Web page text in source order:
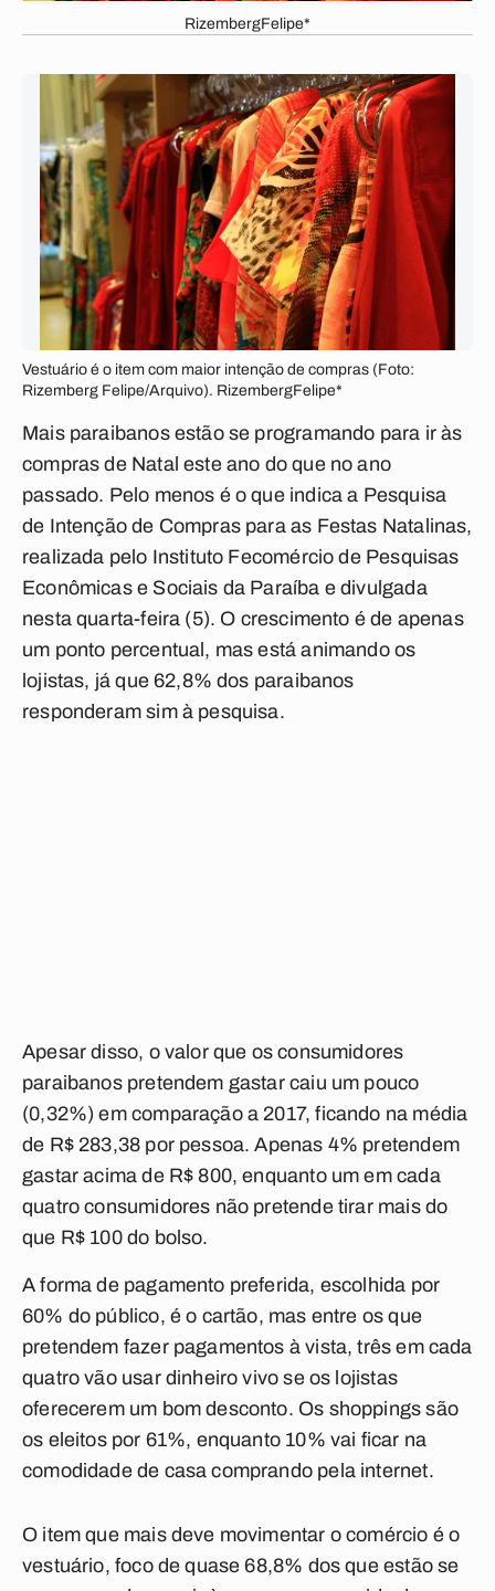
RizembergFelipe*
Vestuário é o item com maior intenção de compras (Foto:
Rizemberg Felipe/Arquivo). RizembergFelipe*
Mais paraibanos estão se programando para ir às
compras de Natal este ano do que no ano
passado. Pelo menos é o que indica a Pesquisa
de Intenção de Compras para as Festas Natalinas,
realizada pelo Instituto Fecomércio de Pesquisas
Econômicas e Sociais da Paraíba e divulgada
nesta quarta-feira (5). O crescimento é de apenas
um ponto percentual, mas está animando os
lojistas, já que 62,8% dos paraibanos
responderam sim à pesquisa.
Apesar disso, o valor que os consumidores
paraibanos pretendem gastar caiu um pouco
(0,32%) em comparação a 2017, ficando na média
de R$ 283,38 por pessoa. Apenas 4% pretendem
gastar acima de R$ 800, enquanto um em cada
quatro consumidores não pretende tirar mais do
que R$ 100 do bolso.
A forma de pagamento preferida, escolhida por
60% do público, é o cartão, mas entre os que
pretendem fazer pagamentos à vista, três em cada
quatro vão usar dinheiro vivo se os lojistas
oferecerem um bom desconto. Os shoppings são
os eleitos por 61%, enquanto 10% vai ficar na
comodidade de casa comprando pela internet.
O item que mais deve movimentar o comércio é o
vestuário, foco de quase 68,8% dos que estão se